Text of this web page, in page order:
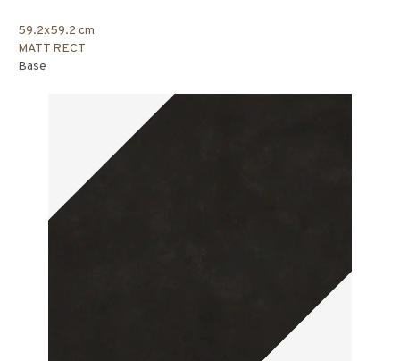
59.2x59.2 cm
MATT RECT
Base